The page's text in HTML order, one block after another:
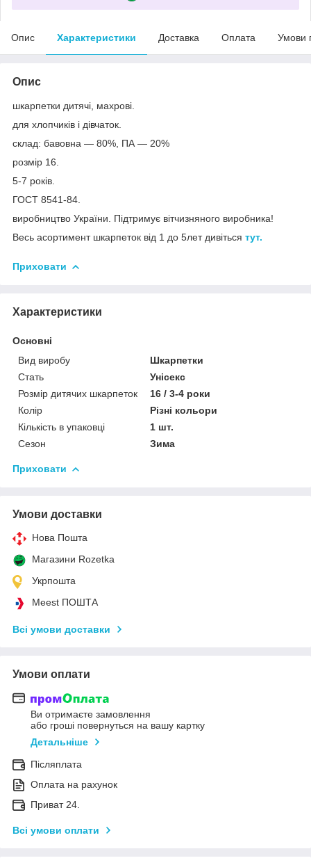
Опис Характеристики Доставка Оплата Умови
Опис
шкарпетки дитячі, махрові.
для хлопчиків і дівчаток.
склад: бавовна — 80%, ПА — 20%
розмір 16.
5-7 років.
ГОСТ 8541-84.
виробництво України. Підтримує вітчизняного виробника!
Весь асортимент шкарпеток від 1 до 5лет дивіться тут.
Приховати
Характеристики
Основні
Вид виробу
Шкарпетки
Стать
Унісекс
Розмір дитячих шкарпеток
16 / 3-4 роки
Колір
Різні кольори
Кількість в упаковці
1 шт.
Сезон
Зима
Приховати
Умови доставки
Нова Пошта
Магазини Rozetka
Укрпошта
Meest ПОШТА
Всі умови доставки
Умови оплати
Ви отримаєте замовлення
або гроші повернуться на вашу картку
Детальніше
Післяплата
Оплата на рахунок
Приват 24.
Всі умови оплати